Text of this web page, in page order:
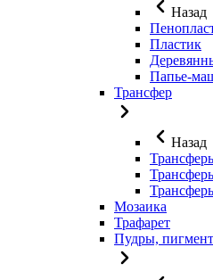
Назад
Пластик
Папье-
Трансфер
Назад
Мозаика
Трафарет
Пудры,